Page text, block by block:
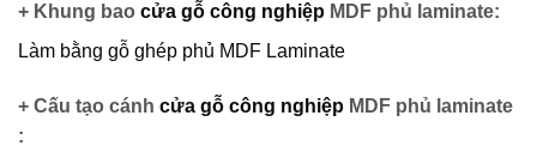
+ Khung bao cửa gỗ công nghiệp MDF phủ laminate:
Làm bằng gỗ ghép phủ MDF Laminate
+ Cấu tạo cánh cửa gỗ công nghiệp MDF phủ laminate
: